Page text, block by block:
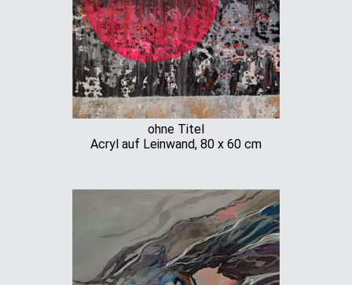
ohne Titel
Acryl auf Leinwand, 80 x 60 cm